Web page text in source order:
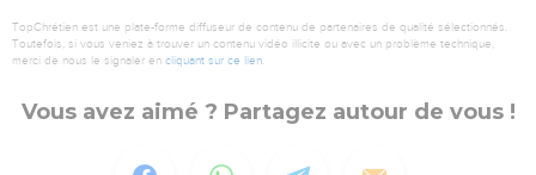
TopChrétien est une plate-forme diffuseur de contenu de partenaires de qualité sélectionnés.
Toutefois, si vous veniez à trouver un contenu vidéo illicite ou avec un problème technique,
merci de nous le signaler en cliquant sur ce lien.
Vous avez aimé ? Partagez autour de vous !